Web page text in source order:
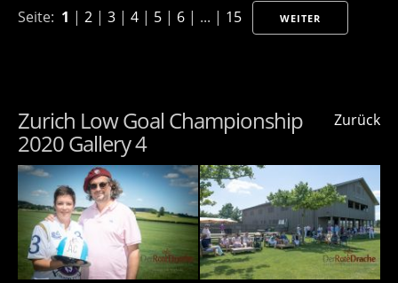
Seite: 1 | 2 | 3 | 4 | 5 | 6 | ... | 15 WEITER
Zurück
Zurich Low Goal Championship
2020 Gallery 4